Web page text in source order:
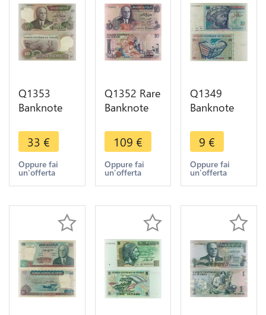
Q1353
Banknote
Dinars
Habib
Bourguiba
1986 AU+ -
offer
33 €
Oppure fai
un'offerta
Q1352 Rare
Banknote
Dinars
Habib
Bourguiba
1973 UNC -
offer
109 €
Oppure fai
un'offerta
Q1349
Banknote
Dinars 1994
-> Make
offer
9 €
Oppure fai
un'offerta